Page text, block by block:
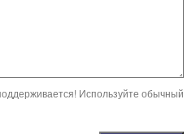
Используйте обычный